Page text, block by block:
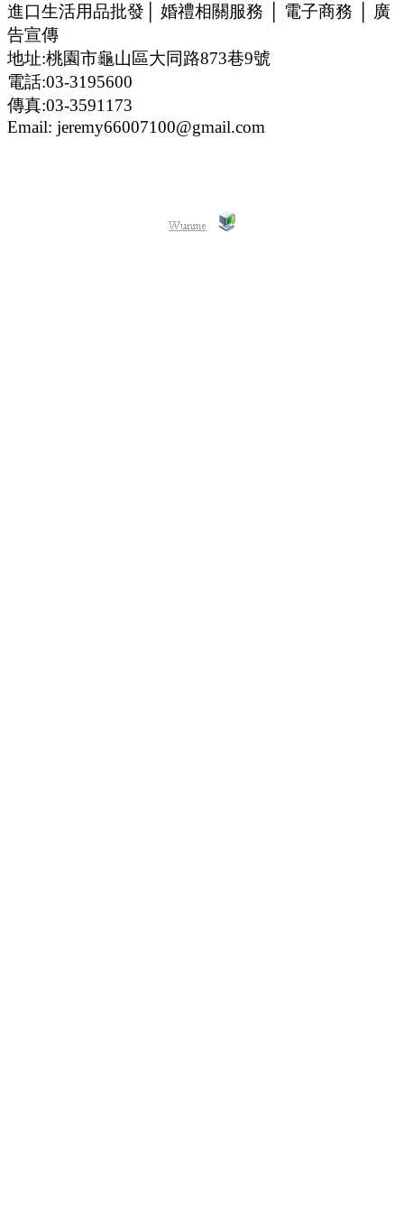
進口生活用品批發│ 婚禮相關服務 │ 電子商務 │ 廣
告宣傳
地址:桃園市龜山區大同路873巷9號
電話:03-3195600
傳真:03-3591173
Email: jeremy66007100@gmail.com